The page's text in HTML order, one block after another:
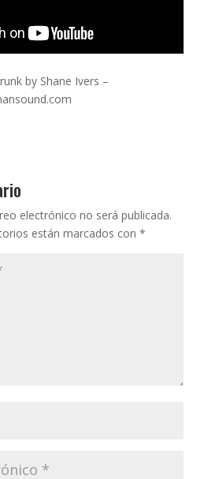
by Shane Ivers –
electrónico no será publicada.
están marcados con *